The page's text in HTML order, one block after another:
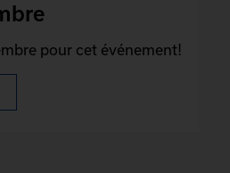
pour cet événement!